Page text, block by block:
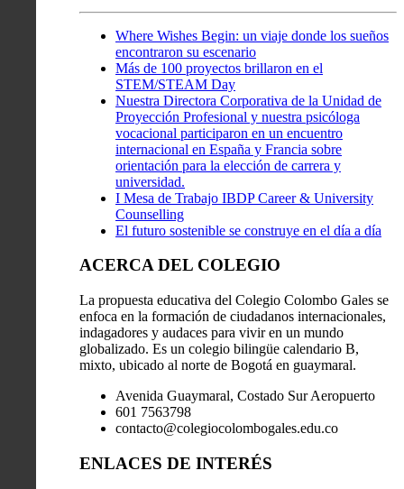
Where Wishes Begin: un viaje donde los sueños
encontraron su escenario
Más de 100 proyectos brillaron en el
STEM/STEAM Day
Nuestra Directora Corporativa de la Unidad de
Proyección Profesional y nuestra psicóloga
vocacional participaron en un encuentro
internacional en España y Francia sobre
orientación para la elección de carrera y
universidad.
I Mesa de Trabajo IBDP Career & University
Counselling
El futuro sostenible se construye en el día a día
ACERCA DEL COLEGIO
La propuesta educativa del Colegio Colombo Gales se
enfoca en la formación de ciudadanos internacionales,
indagadores y audaces para vivir en un mundo
globalizado. Es un colegio bilingüe calendario B,
mixto, ubicado al norte de Bogotá en guaymaral.
Avenida Guaymaral, Costado Sur Aeropuerto
601 7563798
contacto@colegiocolombogales.edu.co
ENLACES DE INTERÉS